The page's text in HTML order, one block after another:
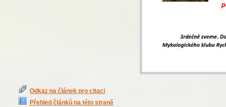
Odkaz na článek pro citaci
Přehled článků na této straně